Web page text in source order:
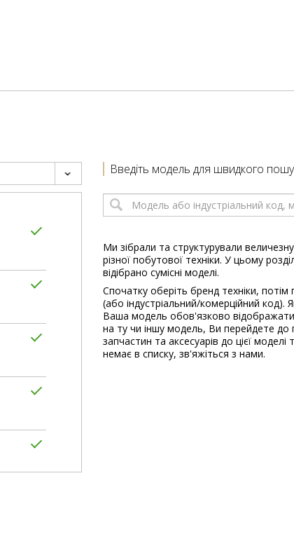
Введіть модель для швидкого
Ми зібрали та структурували
різної побутової техніки. У цьому
відібрано сумісні моделі.
Спочатку оберіть бренд техніки,
(або індустріальний/комерційний код).
Ваша модель обов'язково
на ту чи іншу модель, Ви перейдете до
запчастин та аксесуарів до цієї
немає в списку, зв'яжіться з нами.